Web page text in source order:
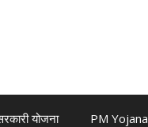
योजना PM Yojana